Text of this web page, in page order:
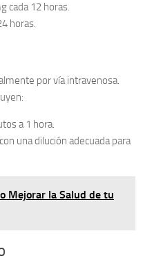
cada 12 horas.
horas.
por vía intravenosa.
a 1 hora.
una dilución adecuada para
Mejorar la Salud de tu